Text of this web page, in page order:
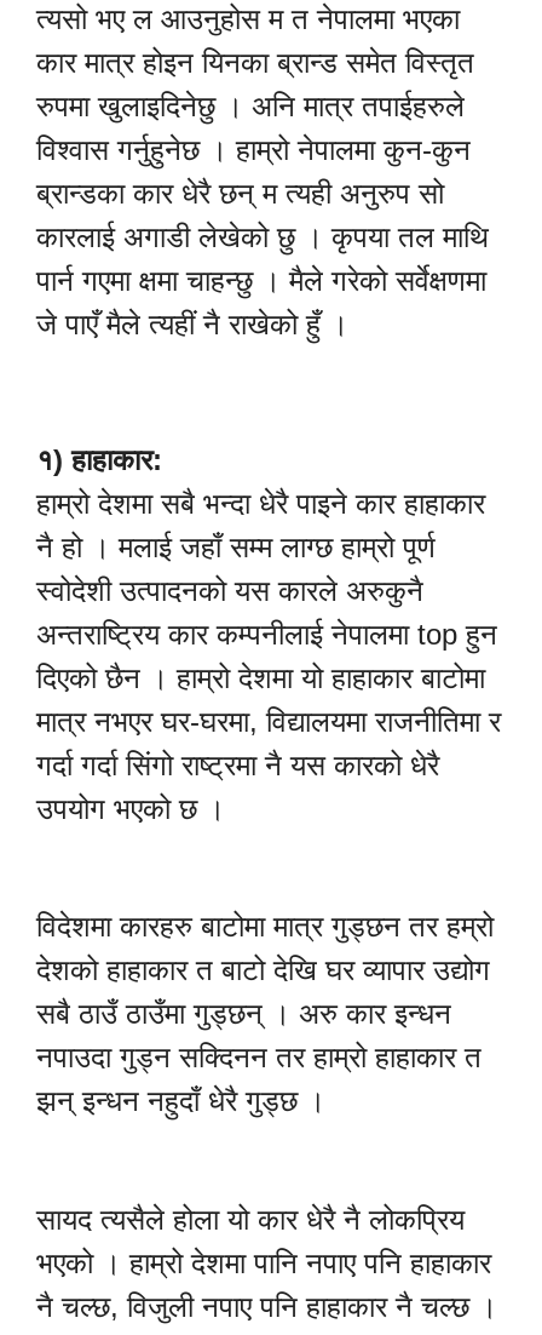
त्यसो भए ल आउनुहोस म त नेपालमा भएका
कार मात्र होइन यिनका ब्रान्ड समेत विस्तृत
रुपमा खुलाइदिनेछु । अनि मात्र तपाईहरुले
विश्वास गर्नुहुनेछ । हाम्रो नेपालमा कुन-कुन
ब्रान्डका कार धेरै छन् म त्यही अनुरुप सो
कारलाई अगाडी लेखेको छु । कृपया तल माथि
पार्न गएमा क्षमा चाहन्छु । मैले गरेको सर्वेक्षणमा
जे पाएँ मैले त्यहीं नै राखेको हुँ ।
१) हाहाकार:
हाम्रो देशमा सबै भन्दा धेरै पाइने कार हाहाकार
नै हो । मलाई जहाँ सम्म लाग्छ हाम्रो पूर्ण
स्वोदेशी उत्पादनको यस कारले अरुकुनै
अन्तराष्ट्रिय कार कम्पनीलाई नेपालमा top हुन
दिएको छैन । हाम्रो देशमा यो हाहाकार बाटोमा
मात्र नभएर घर-घरमा, विद्यालयमा राजनीतिमा र
गर्दा गर्दा सिंगो राष्ट्रमा नै यस कारको धेरै
उपयोग भएको छ ।
विदेशमा कारहरु बाटोमा मात्र गुड्छन तर हम्रो
देशको हाहाकार त बाटो देखि घर व्यापार उद्योग
सबै ठाउँ ठाउँमा गुड्छन् । अरु कार इन्धन
नपाउदा गुड्न सक्दिनन तर हाम्रो हाहाकार त
झन् इन्धन नहुदाँ धेरै गुड्छ ।
सायद त्यसैले होला यो कार धेरै नै लोकप्रिय
भएको । हाम्रो देशमा पानि नपाए पनि हाहाकार
नै चल्छ, विजुली नपाए पनि हाहाकार नै चल्छ ।